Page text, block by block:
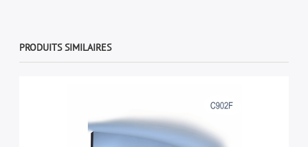
PRODUITS SIMILAIRES